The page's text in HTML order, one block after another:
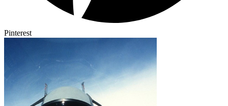
Pinterest